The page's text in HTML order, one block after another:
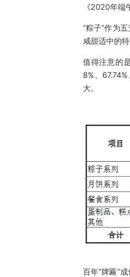
《2020年端
“粽子”作为
咸甜适中的
值得注意的
8%、
大。
百年“牌匾”